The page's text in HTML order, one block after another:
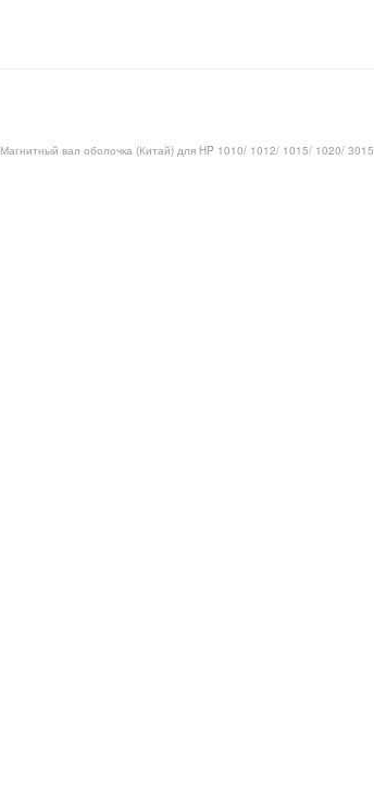
Магнитный вал оболочка (Китай) для HP 1010/ 1012/ 1015/ 1020/ 3015